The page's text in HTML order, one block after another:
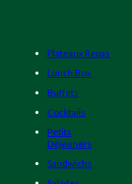
Plateaux Repas
Lunch Box
Buffets
Cocktails
Petits
Déjeuners
Sandwichs